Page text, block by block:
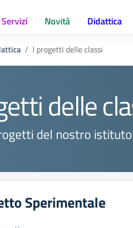
Servizi Novità Didattica
I progetti delle classi
delle
del nostro istituto
Sperimentale